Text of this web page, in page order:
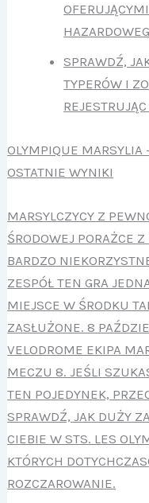
SPRAWDŹ,
TYPERÓW I
OLYMPIQUE MARSYLIA
OSTATNIE WYNIKI
MARSYLCZYCY Z
ŚRODOWEJ PORAŻCE
BARDZO
ZESPÓŁ TEN GRA
MIEJSCE W ŚRODKU
ZASŁUŻONE. 8
VELODROME EKIPA
MECZU 8. JEŚLI
TEN POJEDYNEK,
SPRAWDŹ, JAK DUŻY
CIEBIE W STS. LES
KTÓRYCH
ROZCZAROWANIE.